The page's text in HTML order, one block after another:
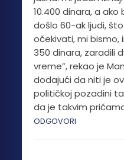
10.400 dinara, a
došlo 60-ak ljudi,
očekivati, mi bismo,
350 dinara, zaradili
vreme”, rekao je
dodajući da niti je
političkoj pozadini
da je takvim
ODGOVORI